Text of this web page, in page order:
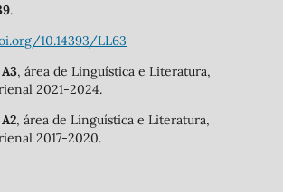
.
10.14393/LL63
, área de Linguística e Literatura,
2021-2024.
, área de Linguística e Literatura,
2017-2020.